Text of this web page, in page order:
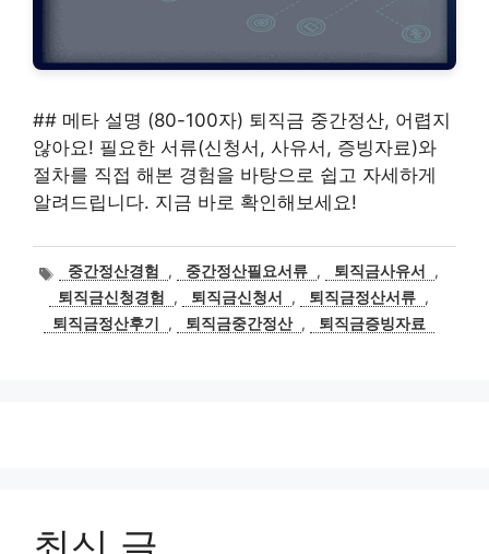
## 메타 설명 (80-100자) 퇴직금 중간정산, 어렵지
않아요! 필요한 서류(신청서, 사유서, 증빙자료)와
절차를 직접 해본 경험을 바탕으로 쉽고 자세하게
알려드립니다. 지금 바로 확인해보세요!
태
그
중간정산경험 , 중간정산필요서류 , 퇴직금사유서
,
퇴직금신청경험
, 퇴직금신청서 , 퇴직금정산서류 ,
퇴직금정산후기
, 퇴직금중간정산 , 퇴직금증빙자료